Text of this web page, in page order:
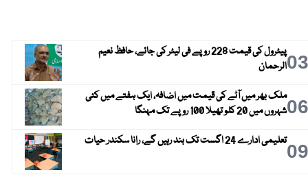
03
پیٹرول کی قیمت 228 روپے فی لیٹر کی جائے، حافظ نعیم
الرحمان
06ملک بھر میں آٹے کی قیمت میں اضافہ، ایک ہفتے میں کئی
شہروں میں 20 کلو تھیلا 100 روپے تک مہنگا
09تعلیمی ادارے 24 اگست تک بند رہیں گے، رانا سکندر حیات